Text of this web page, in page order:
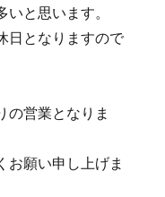
いと思います。
日となりますので
の営業となりま
お願い申し上げま